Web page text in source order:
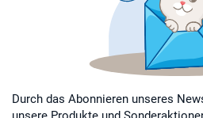
Durch das Abonnieren unseres